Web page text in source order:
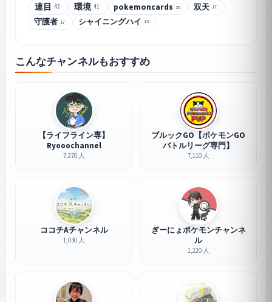
連目 42 環境 41 pokemoncards 20 双天 17
守護者 17 シャイニングハイ 13
こんなチャンネルもおすすめ
【ライフライン専】
Ryooochannel
7,270 人
ブルックGO【ポケモンGO
バトルリーグ専門】
7,110 人
ココチAチャンネル
1,030 人
ぎーにょポケモンチャンネ
ル
1,220 人